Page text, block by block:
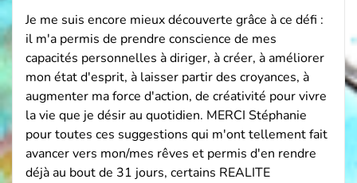
Je me suis encore mieux découverte grâce à ce défi :
il m'a permis de prendre conscience de mes
capacités personnelles à diriger, à créer, à améliorer
mon état d'esprit, à laisser partir des croyances, à
augmenter ma force d'action, de créativité pour vivre
la vie que je désir au quotidien. MERCI Stéphanie
pour toutes ces suggestions qui m'ont tellement fait
avancer vers mon/mes rêves et permis d'en rendre
déjà au bout de 31 jours, certains REALITE